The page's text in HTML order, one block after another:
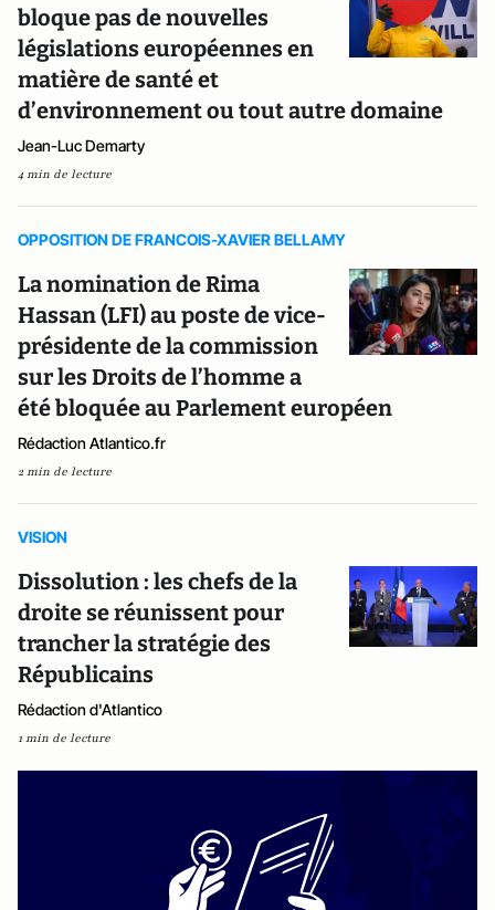
bloque pas de nouvelles
législations européennes en
matière de santé et
d’environnement ou tout autre domaine
Jean-Luc Demarty
4 min de lecture
OPPOSITION DE FRANCOIS-XAVIER BELLAMY
La nomination de Rima
Hassan (LFI) au poste de vice-
présidente de la commission
sur les Droits de l’homme a
été bloquée au Parlement européen
Rédaction Atlantico.fr
2 min de lecture
VISION
Dissolution : les chefs de la
droite se réunissent pour
trancher la stratégie des
Républicains
Rédaction d'Atlantico
1 min de lecture